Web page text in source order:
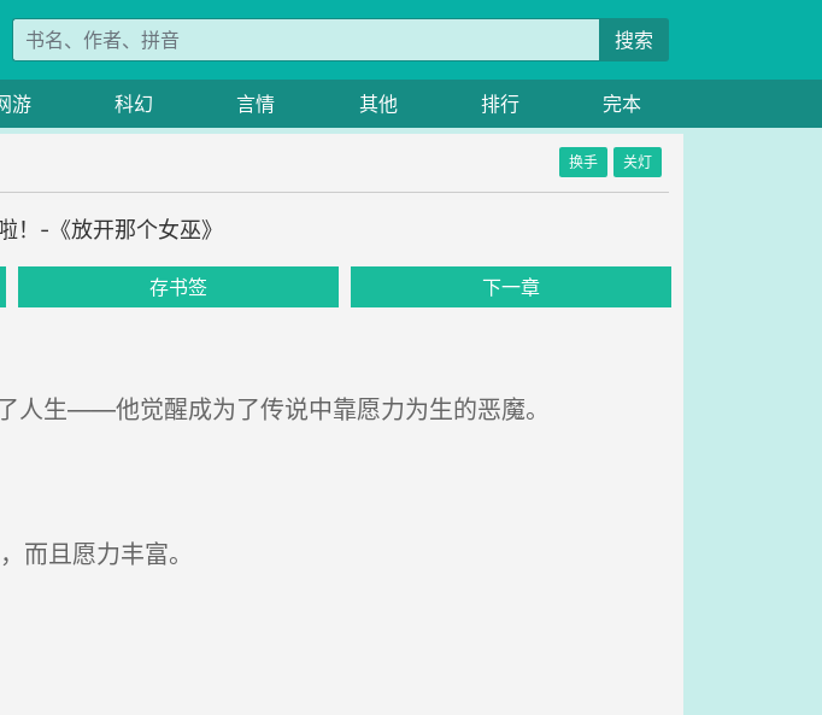
搜索
游 科幻 言情 其他 排行 完本
换手 关灯
！-《放开那个女巫》
存书签 下一章
人生——他觉醒成为了传说中靠愿力为生的恶魔。
而且愿力丰富。